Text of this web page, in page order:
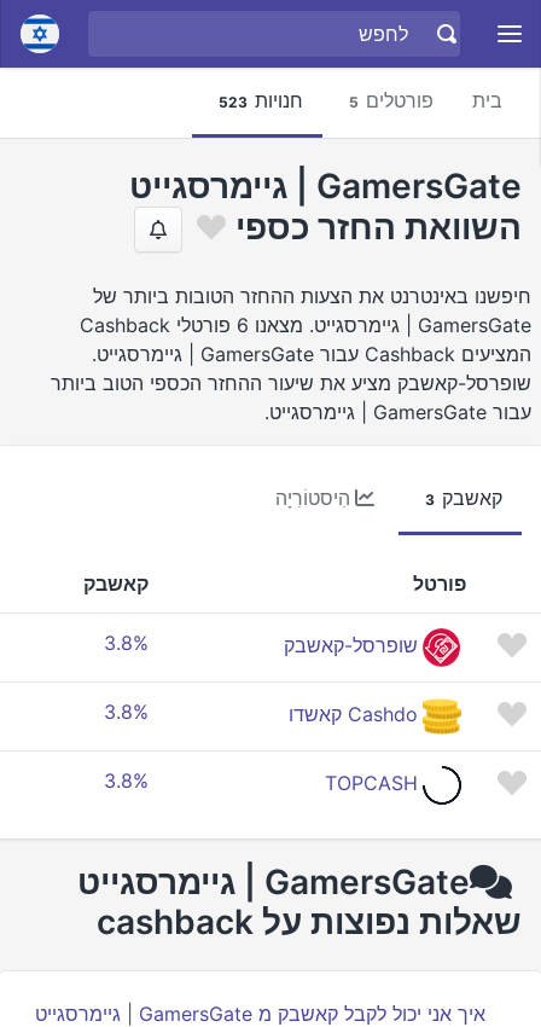
בית פורטלים 5 חנויות 523
GamersGate | גיימרסגייט
השוואת החזר כספי
חיפשנו באינטרנט את הצעות ההחזר הטובות ביותר של
GamersGate | גיימרסגייט. מצאנו 6 פורטלי Cashback
המציעים Cashback עבור GamersGate | גיימרסגייט.
שופרסל-קאשבק מציע את שיעור ההחזר הכספי הטוב ביותר
עבור GamersGate | גיימרסגייט.
קאשבק 3 הִיסטוֹרִיָה
פורטל קאשבק
שופרסל-קאשבק 3.8%
Cashdo קאשדו 3.8%
TOPCASH
3.8%
GamersGate | גיימרסגייט
שאלות נפוצות על cashback
איך אני יכול לקבל קאשבק מ GamersGate | גיימרסגייט